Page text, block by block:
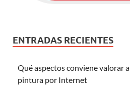
ENTRADAS RECIENTES
Qué aspectos conviene valorar
pintura por Internet